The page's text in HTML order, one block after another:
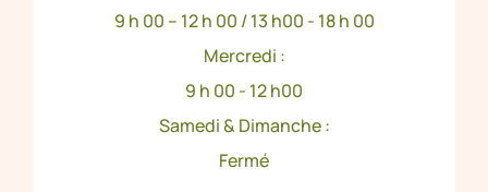
9 h 00 – 12 h 00 / 13 h00 - 18 h 00
Mercredi :
9 h 00 - 12 h00
Samedi & Dimanche :
Fermé